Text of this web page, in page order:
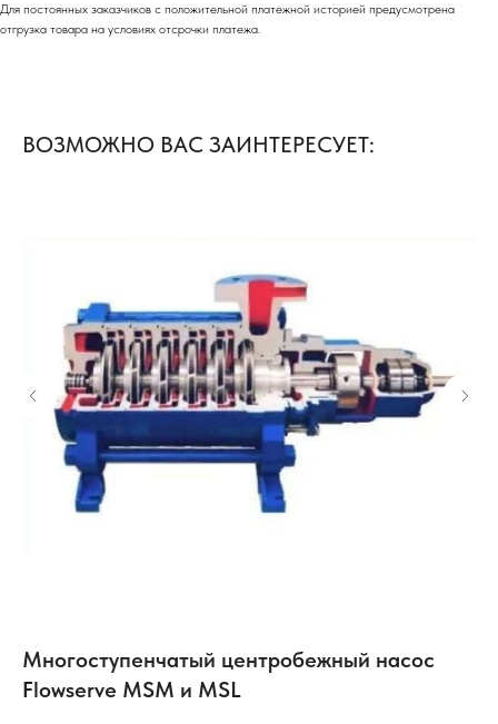
Для постоянных заказчиков с положительной платежной историей предусмотрена
отгрузка товара на условиях отсрочки платежа.
ВОЗМОЖНО ВАС ЗАИНТЕРЕСУЕТ:
Многоступенчатый центробежный насос
Flowserve MSM и MSL